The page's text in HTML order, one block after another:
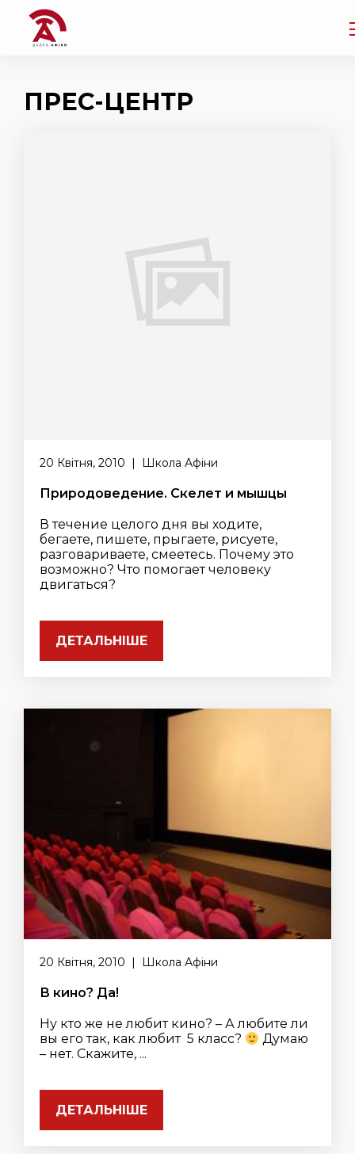
ПРЕС-ЦЕНТР
20 Квітня, 2010 | Школа Афіни
Природоведение. Скелет и мышцы
В течение целого дня вы ходите,
бегаете, пишете, прыгаете, рисуете,
разговариваете, смеетесь. Почему это
возможно? Что помогает человеку
двигаться?
ДЕТАЛЬНІШЕ
20 Квітня, 2010 | Школа Афіни
В кино? Да!
Ну кто же не любит кино? – А любите ли
вы его так, как любит 5 класс?
Думаю
– нет. Скажите, ...
ДЕТАЛЬНІШЕ